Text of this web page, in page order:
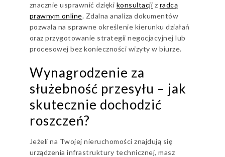
znacznie usprawnić dzięki konsultacji z radcą
prawnym online. Zdalna analiza dokumentów
pozwala na sprawne określenie kierunku działań
oraz przygotowanie strategii negocjacyjnej lub
procesowej bez konieczności wizyty w biurze.
Wynagrodzenie za
służebność przesyłu – jak
skutecznie dochodzić
roszczeń?
Jeżeli na Twojej nieruchomości znajdują się
urządzenia infrastruktury technicznej, masz